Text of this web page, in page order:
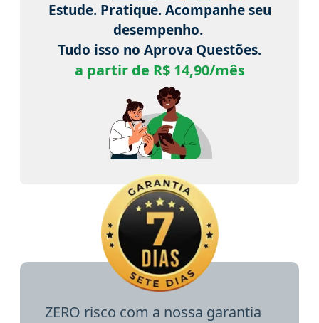
Estude. Pratique. Acompanhe seu
desempenho.
Tudo isso no Aprova Questões.
a partir de R$ 14,90/mês
ZERO risco com a nossa garantia